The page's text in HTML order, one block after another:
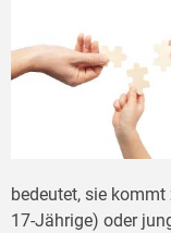
bedeutet, sie
17-Jährige) oder